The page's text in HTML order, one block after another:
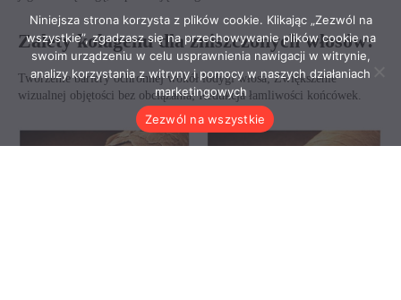
Niniejsza strona korzysta z plików cookie. Klikając „Zezwól na
wszystkie”, zgadzasz się na przechowywanie plików cookie na
swoim urządzeniu w celu usprawnienia nawigacji w witrynie,
analizy korzystania z witryny i pomocy w naszych działaniach
marketingowych
Zezwól na wszystkie